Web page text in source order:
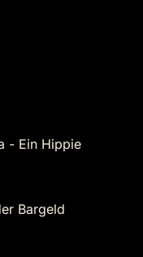
- Ein Hippie
Bargeld